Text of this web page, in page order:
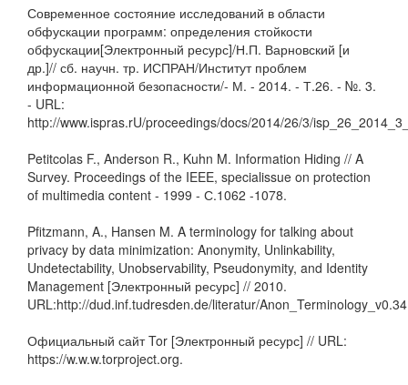
Современное состояние исследований в области
обфускации программ: определения стойкости
обфускации[Электронный ресурс]/Н.П. Варновский [и
др.]// сб. научн. тр. ИСПРАН/Институт проблем
информационной безопасности/- М. - 2014. - Т.26. - №. 3.
- URL:
http://www.ispras.rU/proceedings/docs/2014/26/3/
Petitcolas F., Anderson R., Kuhn M. Information Hiding // A
Survey. Proceedings of the IEEE, specialissue on protection
of multimedia content - 1999 - С.1062 -1078.
Pfitzmann, A., Hansen M. A terminology for talking about
privacy by data minimization: Anonymity, Unlinkability,
Undetectability, Unobservability, Pseudonymity, and Identity
Management [Электронный ресурс] // 2010.
URL:http://dud.inf.tudresden.de/literatur/
Официальный сайт Tor [Электронный ресурс] // URL:
https://w.w.w.torproject.org.